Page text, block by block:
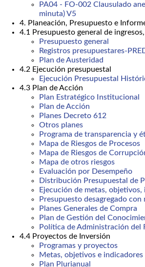
PA04 - FO-002 Clausulado
minuta) V5
4. Planeación, Presupuesto e
4.1 Presupuesto general de
Presupuesto general
Registros presupuestares-
Plan de Austeridad
4.2 Ejecución presupuestal
Ejecución Presupuestal
4.3 Plan de Acción
Plan Estratégico Institucional
Plan de Acción
Planes Decreto 612
Otros planes
Programa de transparencia y
Mapa de Riesgos de Procesos
Mapa de Riesgos de
Mapa de otros riesgos
Evaluación por Desempeño
Distribución Presupuestal de
Ejecución de metas, objetivos,
Presupuesto desagregado
Planes Generales de Compra
Plan de Gestión del
Política de Administración del
4.4 Proyectos de Inversión
Programas y proyectos
Metas, objetivos e indicadores
Plan Plurianual